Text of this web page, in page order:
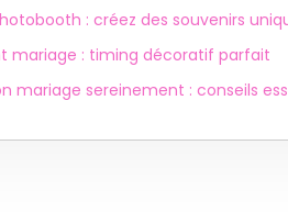
: créez des souvenirs
mariage : timing décoratif parfait
mariage sereinement : conseils